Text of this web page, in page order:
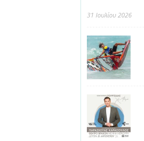
31 Ιουλίου 2026